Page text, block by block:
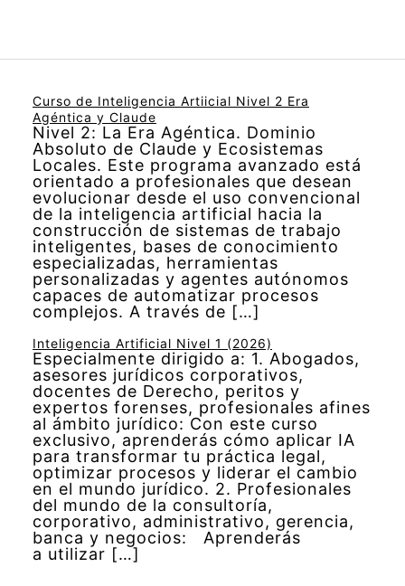
Curso de Inteligencia Artiicial Nivel 2 Era
Agéntica y Claude
Nivel 2: La Era Agéntica. Dominio
Absoluto de Claude y Ecosistemas
Locales. Este programa avanzado está
orientado a profesionales que desean
evolucionar desde el uso convencional
de la inteligencia artificial hacia la
construcción de sistemas de trabajo
inteligentes, bases de conocimiento
especializadas, herramientas
personalizadas y agentes autónomos
capaces de automatizar procesos
complejos. A través de […]
Inteligencia Artificial Nivel 1 (2026)
Especialmente dirigido a: 1. Abogados,
asesores jurídicos corporativos,
docentes de Derecho, peritos y
expertos forenses, profesionales afines
al ámbito jurídico: Con este curso
exclusivo, aprenderás cómo aplicar IA
para transformar tu práctica legal,
optimizar procesos y liderar el cambio
en el mundo jurídico. 2. Profesionales
del mundo de la consultoría,
corporativo, administrativo, gerencia,
banca y negocios: Aprenderás
a utilizar […]